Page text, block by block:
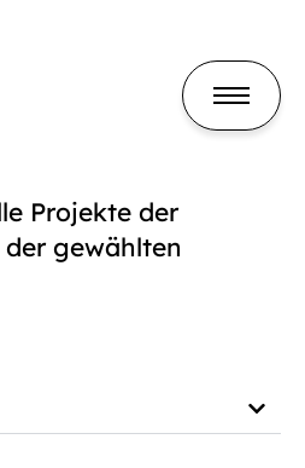
Projekte der
gewählten